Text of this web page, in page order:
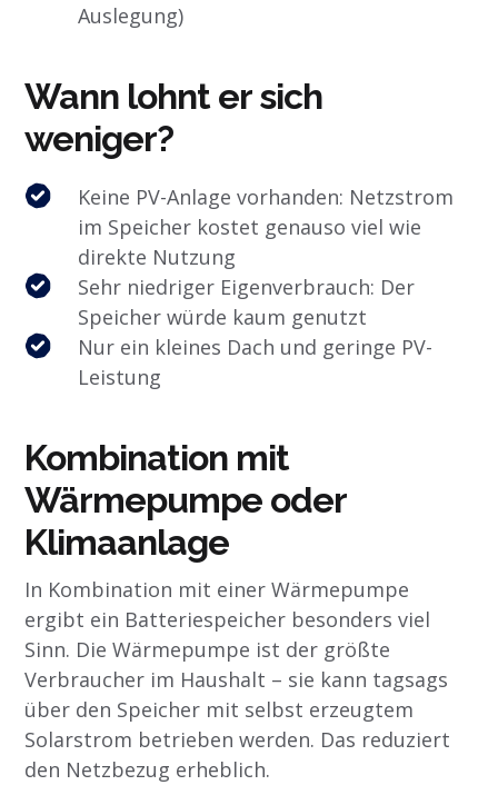
Auslegung)
Wann lohnt er sich
weniger?
Keine PV-Anlage vorhanden: Netzstrom
im Speicher kostet genauso viel wie
direkte Nutzung
Sehr niedriger Eigenverbrauch: Der
Speicher würde kaum genutzt
Nur ein kleines Dach und geringe PV-
Leistung
Kombination mit
Wärmepumpe oder
Klimaanlage
In Kombination mit einer Wärmepumpe
ergibt ein Batteriespeicher besonders viel
Sinn. Die Wärmepumpe ist der größte
Verbraucher im Haushalt – sie kann tagsags
über den Speicher mit selbst erzeugtem
Solarstrom betrieben werden. Das reduziert
den Netzbezug erheblich.